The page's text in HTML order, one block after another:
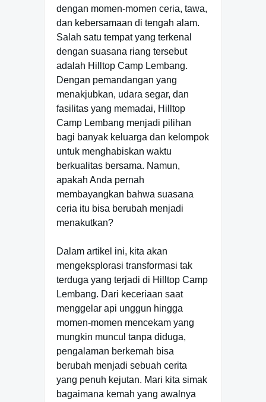
dengan momen-momen ceria, tawa,
dan kebersamaan di tengah alam.
Salah satu tempat yang terkenal
dengan suasana riang tersebut
adalah Hilltop Camp Lembang.
Dengan pemandangan yang
menakjubkan, udara segar, dan
fasilitas yang memadai, Hilltop
Camp Lembang menjadi pilihan
bagi banyak keluarga dan kelompok
untuk menghabiskan waktu
berkualitas bersama. Namun,
apakah Anda pernah
membayangkan bahwa suasana
ceria itu bisa berubah menjadi
menakutkan?
Dalam artikel ini, kita akan
mengeksplorasi transformasi tak
terduga yang terjadi di Hilltop Camp
Lembang. Dari keceriaan saat
menggelar api unggun hingga
momen-momen mencekam yang
mungkin muncul tanpa diduga,
pengalaman berkemah bisa
berubah menjadi sebuah cerita
yang penuh kejutan. Mari kita simak
bagaimana kemah yang awalnya